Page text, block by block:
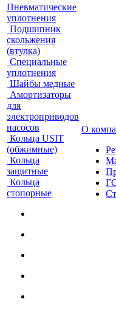
Пневматические
уплотнения
Подшипник
скольжения
(втулка)
Специальные
уплотнения
Шайбы медные
Амортизаторы
для
электроприводов
насосов
Кольца USIT
(обжимные)
Кольца
защитные
Кольца
стопорные
О